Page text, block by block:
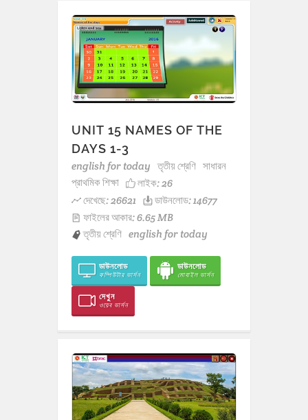
UNIT 15 NAMES OF THE
DAYS 1-3
english for today তৃতীয় শ্রেণি সাধারন
প্রাথমিক শিক্ষা
লাইক:26
দেখেছে: 26621
ডাউনলোড: 14677
ফাইলের আকার: 6.65 MB
তৃতীয় শ্রেণি english for today
ডাউনলোড
কম্পিউটার ভার্সন
ডাউনলোড
মোবাইল ভার্সন
দেখুন
ওয়েব ভার্সন